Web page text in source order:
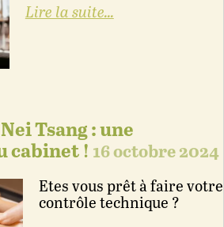
Lire la suite...
Tsang : une
cabinet ! 16 octobre 2024
Etes vous prêt à faire votre
contrôle technique ?